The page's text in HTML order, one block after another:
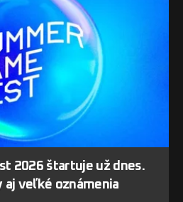
2026 štartuje už dnes.
aj veľké oznámenia